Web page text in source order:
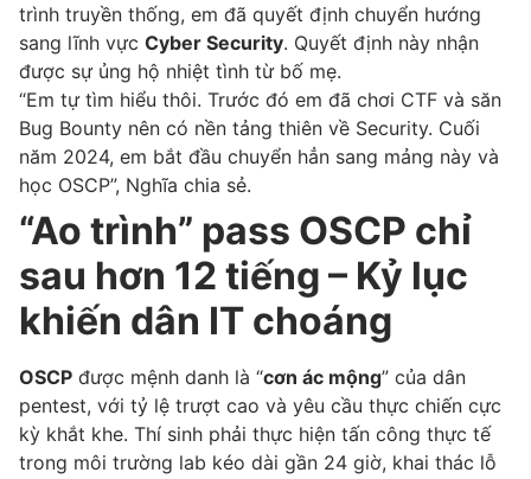
trình truyền thống, em đã quyết định chuyển hướng
sang lĩnh vực Cyber Security. Quyết định này nhận
được sự ủng hộ nhiệt tình từ bố mẹ.
“Em tự tìm hiểu thôi. Trước đó em đã chơi CTF và săn
Bug Bounty nên có nền tảng thiên về Security. Cuối
năm 2024, em bắt đầu chuyển hẳn sang mảng này và
học OSCP”, Nghĩa chia sẻ.
“Ao trình” pass OSCP chỉ
sau hơn 12 tiếng – Kỷ lục
khiến dân IT choáng
OSCP được mệnh danh là “cơn ác mộng” của dân
pentest, với tỷ lệ trượt cao và yêu cầu thực chiến cực
kỳ khắt khe. Thí sinh phải thực hiện tấn công thực tế
trong môi trường lab kéo dài gần 24 giờ, khai thác lỗ